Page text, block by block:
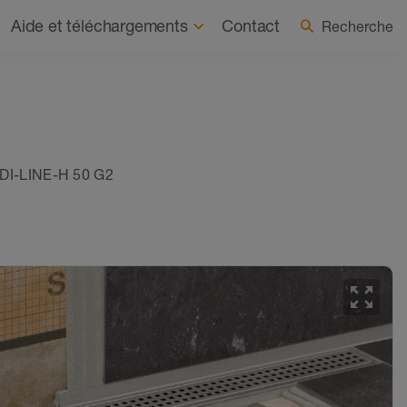
À la une Sélectionner le pays / la langue
Aide et téléchargements Contact Recherche
LINE-H 50 G2
zoom_out_map